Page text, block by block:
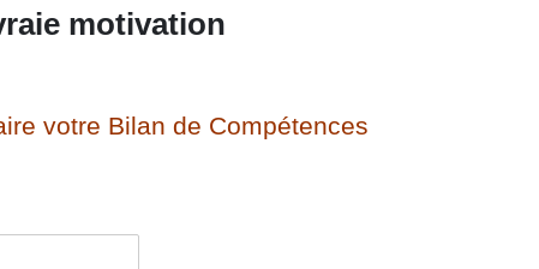
motivation
votre Bilan de Compétences